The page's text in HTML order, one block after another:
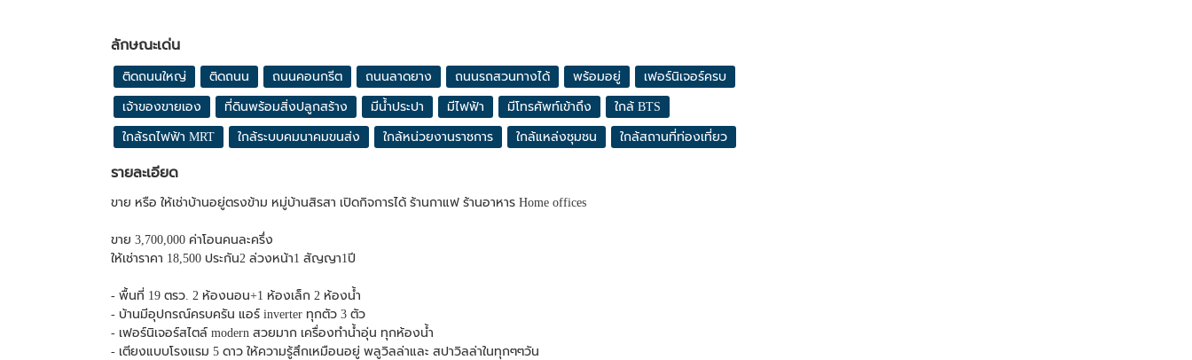
ลักษณะเด่น
ติดถนนใหญ่ ติดถนน ถนนคอนกรีต ถนนลาดยาง ถนนรถสวนทางได้ พร้อมอยู่ เฟอร์นิเจอร์ครบ
เจ้าของขายเอง ที่ดินพร้อมสิ่งปลูกสร้าง มีน้ำประปา มีไฟฟ้า มีโทรศัพท์เข้าถึง ใกล้ BTS
ใกล้รถไฟฟ้า MRT ใกล้ระบบคมนาคมขนส่ง ใกล้หน่วยงานราชการ ใกล้แหล่งชุมชน ใกล้สถานที่ท่องเที่ยว
รายละเอียด
ขาย หรือ ให้เช่าบ้านอยู่ตรงข้าม หมู่บ้านสิรสา เปิดกิจการได้ ร้านกาแฟ ร้านอาหาร Home offices
ขาย 3,700,000 ค่าโอนคนละครึ่ง
ให้เช่าราคา 18,500 ประกัน2 ล่วงหน้า1 สัญญา1ปี
- พื้นที่ 19 ตรว. 2 ห้องนอน+1 ห้องเล็ก 2 ห้องน้ำ
- บ้านมีอุปกรณ์ครบครัน แอร์ inverter ทุกตัว 3 ตัว
- เฟอร์นิเจอร์สไตล์ modern สวยมาก เครื่องทำน้ำอุ่น ทุกห้องน้ำ
- เตียงแบบโรงแรม 5 ดาว ให้ความรู้สึกเหมือนอยู่ พลูวิลล่าและ สปาวิลล่าในทุกๆๆวัน